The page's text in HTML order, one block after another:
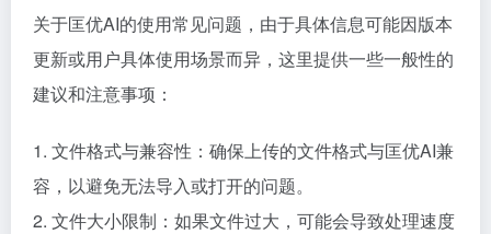
关于匡优AI的使用常见问题，由于具体信息可能因版本
更新或用户具体使用场景而异，这里提供一些一般性的
建议和注意事项：
1. 文件格式与兼容性：确保上传的文件格式与匡优AI兼
容，以避免无法导入或打开的问题。
2. 文件大小限制：如果文件过大，可能会导致处理速度